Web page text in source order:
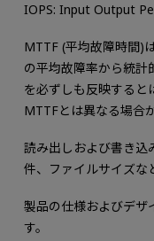
IOPS: Input Output
MTTF (平均故障時間)
の平均故障率から統計
を必ずしも反映する
MTTFとは異なる場合
読み出しおよび書き込
件、ファイルサイズな
製品の仕様およびデザ
す。